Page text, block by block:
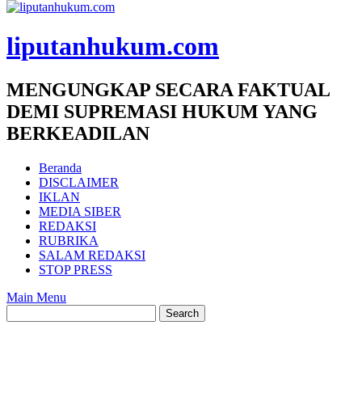
liputanhukum.com
MENGUNGKAP SECARA FAKTUAL
DEMI SUPREMASI HUKUM YANG
BERKEADILAN
Beranda
DISCLAIMER
IKLAN
MEDIA SIBER
REDAKSI
RUBRIKA
SALAM REDAKSI
STOP PRESS
Main Menu